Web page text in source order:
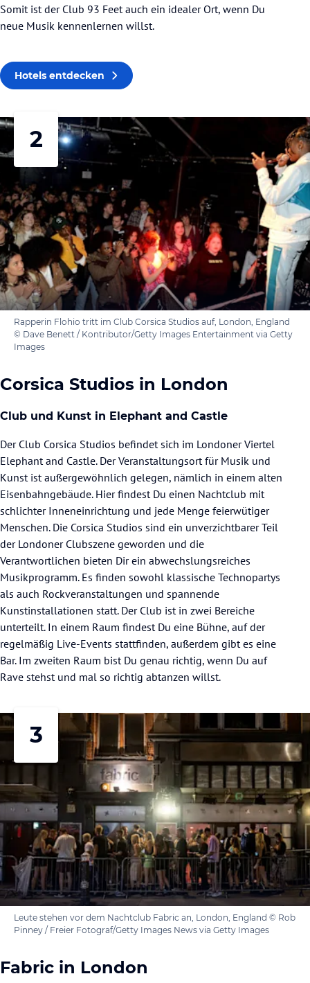
Somit ist der Club 93 Feet auch ein idealer Ort, wenn Du
neue Musik kennenlernen willst.
Hotels entdecken
2
Rapperin Flohio tritt im Club Corsica Studios auf, London, England
© Dave Benett / Kontributor/Getty Images Entertainment via Getty
Images
Corsica Studios in London
Club und Kunst in Elephant and Castle
Der Club Corsica Studios befindet sich im Londoner Viertel
Elephant and Castle. Der Veranstaltungsort für Musik und
Kunst ist außergewöhnlich gelegen, nämlich in einem alten
Eisenbahngebäude. Hier findest Du einen Nachtclub mit
schlichter Inneneinrichtung und jede Menge feierwütiger
Menschen. Die Corsica Studios sind ein unverzichtbarer Teil
der Londoner Clubszene geworden und die
Verantwortlichen bieten Dir ein abwechslungsreiches
Musikprogramm. Es finden sowohl klassische Technopartys
als auch Rockveranstaltungen und spannende
Kunstinstallationen statt. Der Club ist in zwei Bereiche
unterteilt. In einem Raum findest Du eine Bühne, auf der
regelmäßig Live-Events stattfinden, außerdem gibt es eine
Bar. Im zweiten Raum bist Du genau richtig, wenn Du auf
Rave stehst und mal so richtig abtanzen willst.
3
Leute stehen vor dem Nachtclub Fabric an, London, England © Rob
Pinney / Freier Fotograf/Getty Images News via Getty Images
Fabric in London